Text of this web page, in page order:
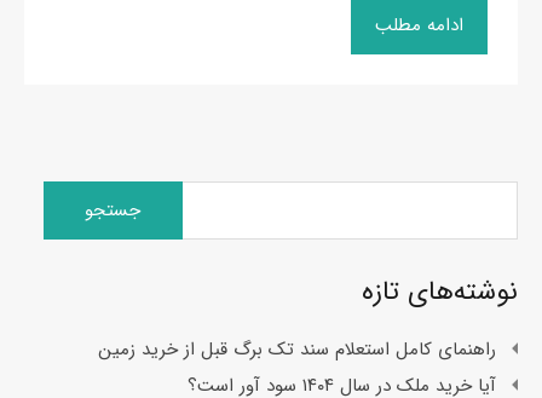
ادامه مطلب
جستجو
نوشته‌های تازه
راهنمای کامل استعلام سند تک برگ قبل از خرید زمین
آیا خرید ملک در سال ۱۴۰۴ سود آور است؟